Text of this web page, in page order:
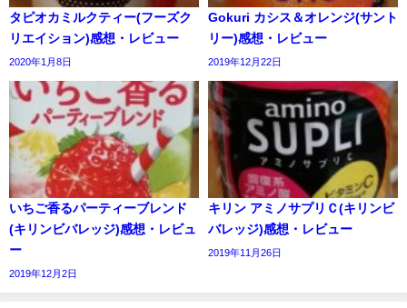
タピオカミルクティー(フーズク
リエイション)感想・レビュー
2020年1月8日
Gokuri カシス＆オレンジ(サント
リー)感想・レビュー
2019年12月22日
いちご香るパーティーブレンド
(キリンビバレッジ)感想・レビュ
ー
2019年12月2日
キリン アミノサプリＣ(キリンビ
バレッジ)感想・レビュー
2019年11月26日